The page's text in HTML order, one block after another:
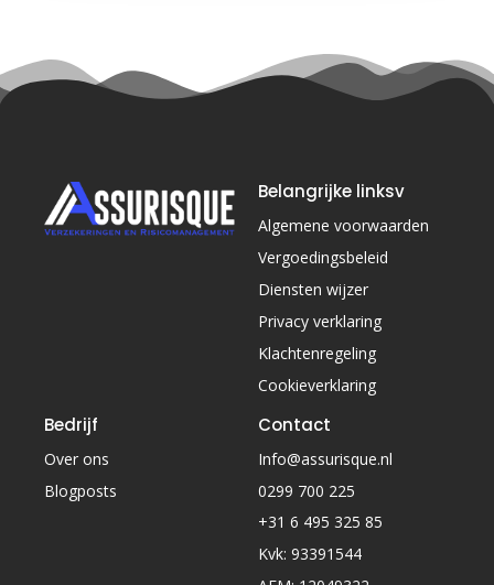
Belangrijke linksv
Algemene voorwaarden
Vergoedingsbeleid
Diensten wijzer
Privacy verklaring
Klachtenregeling
Cookieverklaring
Bedrijf
Over ons
Blogposts
Contact
Info@assurisque.nl
0299 700 225
+31 6 495 325 85
Kvk: 93391544